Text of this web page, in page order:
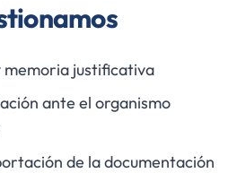
memoria justificativa
ante el organismo
de la documentación